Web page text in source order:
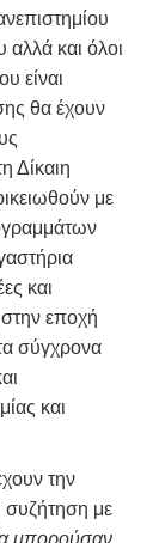
και όλοι
είναι
θα έχουν
Δίκαιη
με
και
στην εποχή
σύγχρονα
και
την
συζήτηση με
μπορούσαν